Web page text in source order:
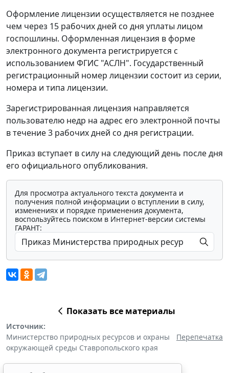
Оформление лицензии осуществляется не позднее
чем через 15 рабочих дней со дня уплаты лицом
госпошлины. Оформленная лицензия в форме
электронного документа регистрируется с
использованием ФГИС "АСЛН". Государственный
регистрационный номер лицензии состоит из серии,
номера и типа лицензии.
Зарегистрированная лицензия направляется
пользователю недр на адрес его электронной почты
в течение 3 рабочих дней со дня регистрации.
Приказ вступает в силу на следующий день после дня
его официального опубликования.
Для просмотра актуального текста документа и
получения полной информации о вступлении в силу,
изменениях и порядке применения документа,
воспользуйтесь поиском в Интернет-версии системы
ГАРАНТ:
Показать все материалы
Источник:
Министерство природных ресурсов и охраны
окружающей среды Ставропольского края
Перепечатка